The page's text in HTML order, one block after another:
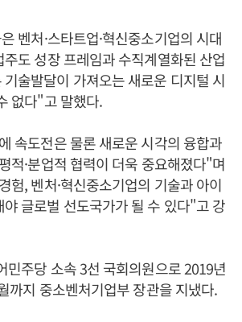
벤처·스타트업·혁신중소기업의 시대
도 성장 프레임과 수직계열화된 산업
술발달이 가져오는 새로운 디지털 시
없다"고 말했다.
속도전은 물론 새로운 시각의 융합과
적·분업적 협력이 더욱 중요해졌다"며
험, 벤처·혁신중소기업의 기술과 아이
야 글로벌 선도국가가 될 수 있다"고 강
민주당 소속 3선 국회의원으로 2019년
까지 중소벤처기업부 장관을 지냈다.